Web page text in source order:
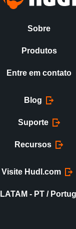
Sobre
Produtos
Entre em contato
Blog
Suporte
Recursos
Visite Hudl.com
LATAM - PT /